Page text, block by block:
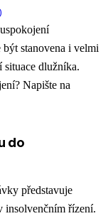
být stanovena i velmi
dlužníka.
Napište na
do
představuje
insolvenčním řízení.